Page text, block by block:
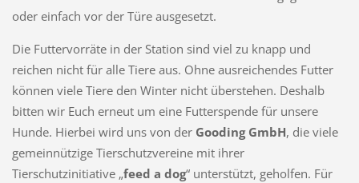
oder einfach vor der Türe ausgesetzt.
Die Futtervorräte in der Station sind viel zu knapp und
reichen nicht für alle Tiere aus. Ohne ausreichendes Futter
können viele Tiere den Winter nicht überstehen. Deshalb
bitten wir Euch erneut um eine Futterspende für unsere
Hunde. Hierbei wird uns von der Gooding GmbH, die viele
gemeinnützige Tierschutzvereine mit ihrer
Tierschutzinitiative „feed a dog“ unterstützt, geholfen. Für